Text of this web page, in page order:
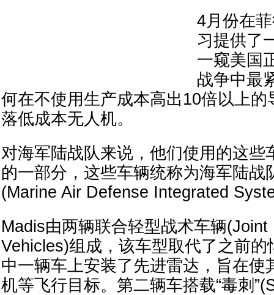
4月份在
习提供了
一窥美国
战争中最
何在不使用生产成本高出10倍以上的
落低成本无人机。
对海军陆战队来说，他们使用的这些
的一部分，这些车辆统称为海军陆战
(Marine Air Defense Integrated
Madis由两辆联合轻型战术车辆(Joint
Vehicles)组成，该车型取代了之前
中一辆车上安装了先进雷达，旨在使
机等飞行目标。第二辆车搭载“毒刺